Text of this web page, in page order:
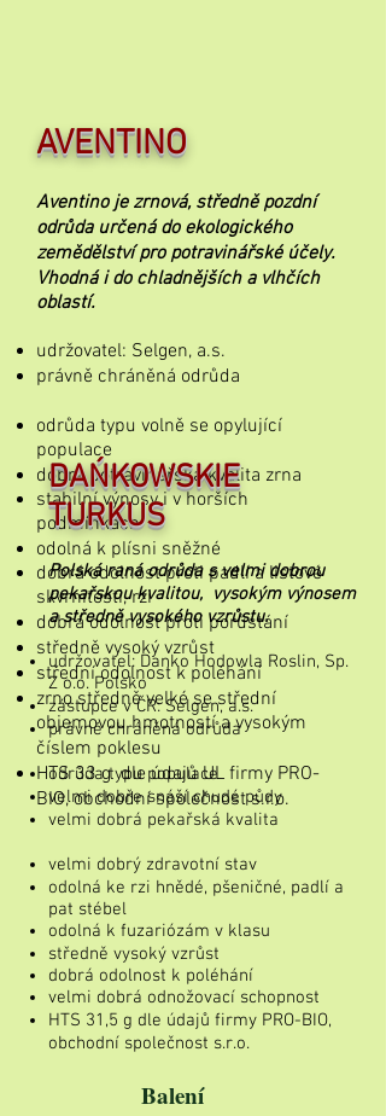
AVENTINO
Aventino je zrnová, středně pozdní
odrůda určená do ekologického
zemědělství pro potravinářské účely.
Vhodná i do chladnějších a vlhčích
oblastí.
udržovatel: Selgen, a.s.
právně chráněná odrůda
odrůda typu volně se opylující
populace
dobrá potravinářská kvalita zrna
stabilní výnosy i v horších
podmínkách
odolná k plísni sněžné
dobrá odolnost proti padlí a listové
skvrnitosti, rzi
dobrá odolnost proti porůstání
středně vysoký vzrůst
střední odolnost k poléhání
zrno středně velké se střední
objemovou hmotnostía vysokým
číslem poklesu
HTS 33 g dle údajů UL firmy PRO-
BIO, obchodní společnost s.r.o.
DAŃKOWSKIE
TURKUS
Polská raná odrůda s velmi dobrou
pekařskou kvalitou, vysokým výnosem
a středně vysokého vzrůstu.
udržovatel: Danko Hodowla Roslin, Sp.
Z o.o. Polsko
zástupce v ČR: Selgen, a.s.
právně chráněná odrůda
odrůda typu populace
velmi dobře snáší chudé půdy
velmi dobrá pekařská kvalita
velmi dobrý zdravotní stav
odolná ke rzi hnědé, pšeničné, padlí a
pat stébel
odolná k fuzariózám v klasu
středně vysoký vzrůst
dobrá odolnost k poléhání
velmi dobrá odnožovací schopnost
HTS 31,5 g dle údajů firmy PRO-BIO,
obchodní společnost s.r.o.
Balení